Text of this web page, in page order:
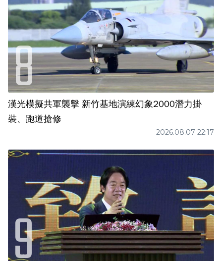
漢光模擬共軍襲擊 新竹基地演練幻象2000潛力掛
裝、跑道搶修
2026.08.07 22:17